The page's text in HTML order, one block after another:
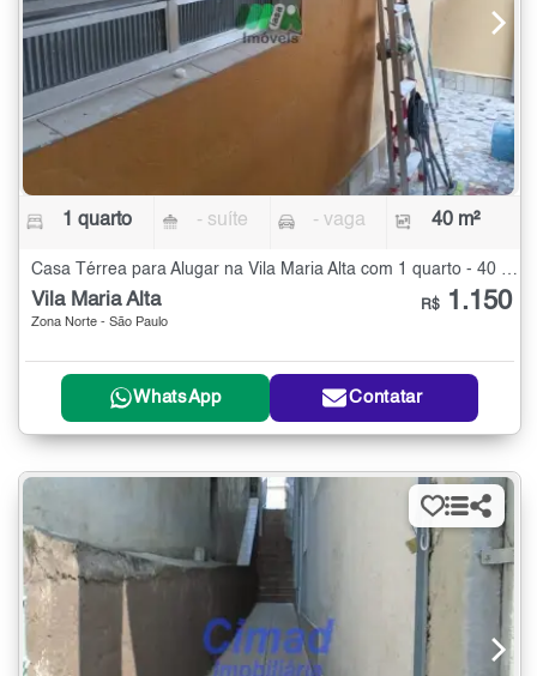
1 quarto - suíte - vaga 40 m²
Casa Térrea para Alugar na Vila Maria Alta com 1 quarto - 40 m²
Vila Maria Alta
Zona Norte - São Paulo
R$ 1.150
WhatsApp Contatar